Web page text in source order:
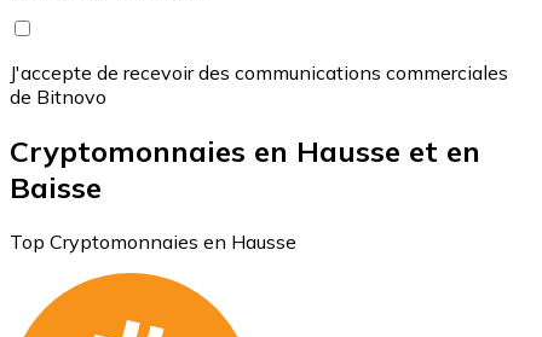
J'accepte de recevoir des communications commerciales
de Bitnovo
Cryptomonnaies en Hausse et en
Baisse
Top Cryptomonnaies en Hausse